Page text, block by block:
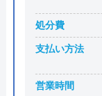
処分費
支払い方法
営業時間